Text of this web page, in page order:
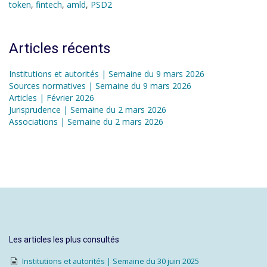
token, fintech, amld, PSD2
Articles récents
Institutions et autorités | Semaine du 9 mars 2026
Sources normatives | Semaine du 9 mars 2026
Articles | Février 2026
Jurisprudence | Semaine du 2 mars 2026
Associations | Semaine du 2 mars 2026
Les articles les plus consultés
Institutions et autorités | Semaine du 30 juin 2025